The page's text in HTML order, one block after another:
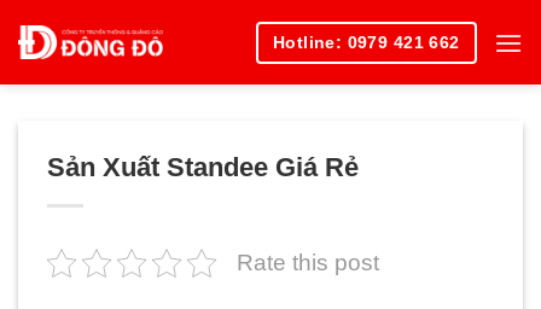
Hotline: 0979 421 662
Sản Xuất Standee Giá Rẻ
Rate this post